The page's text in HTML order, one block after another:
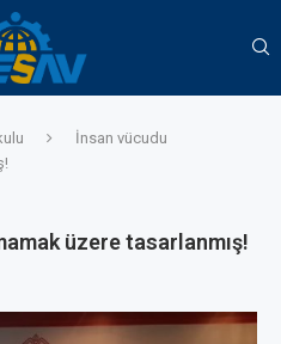
İnsan vücudu
üzere tasarlanmış!